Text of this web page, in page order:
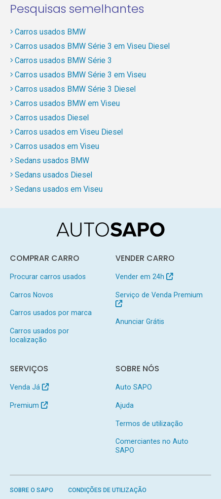
Pesquisas semelhantes
Carros usados BMW
Carros usados BMW Série 3 em Viseu Diesel
Carros usados BMW Série 3
Carros usados BMW Série 3 em Viseu
Carros usados BMW Série 3 Diesel
Carros usados BMW em Viseu
Carros usados Diesel
Carros usados em Viseu Diesel
Carros usados em Viseu
Sedans usados BMW
Sedans usados Diesel
Sedans usados em Viseu
COMPRAR CARRO
Procurar carros usados
Carros Novos
Carros usados por marca
Carros usados por
localização
VENDER CARRO
Vender em 24h
Serviço de Venda Premium
Anunciar Grátis
SERVIÇOS
Venda Já
Premium
SOBRE NÓS
Auto SAPO
Ajuda
Termos de utilização
Comerciantes no Auto
SAPO
SOBRE O SAPO CONDIÇÕES DE UTILIZAÇÃO